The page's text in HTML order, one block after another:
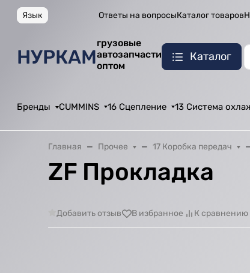
Язык Ответы на вопросыКаталог товаров
НУРКАМ
грузовые
автозапчасти
оптом
Каталог
Бренды CUMMINS 16 Сцепление 13 Система
Главная Прочее 17 Коробка передач
ZF Прокладка
Добавить отзыв В избранное К сравнению